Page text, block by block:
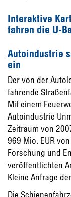
Interaktive
fahren die U-
Autoindustrie
ein
Der von der
fahrende
Mit einem
Autoin­dustrie
Zeitraum von
969 Mio. EUR
Forschung und
veröffent­lichten
Kleine Anfrage
Die